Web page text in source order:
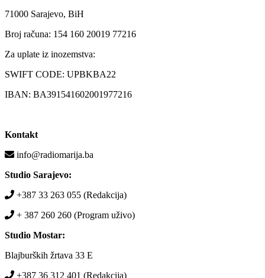
71000 Sarajevo, BiH
Broj računa: 154 160 20019 77216
Za uplate iz inozemstva:
SWIFT CODE: UPBKBA22
IBAN: BA391541602001977216
Kontakt
info@radiomarija.ba
Studio Sarajevo:
+387 33 263 055 (Redakcija)
+ 387 260 260 (Program uživo)
Studio Mostar:
Blajburških žrtava 33 E
+387 36 312 401 (Redakcija)